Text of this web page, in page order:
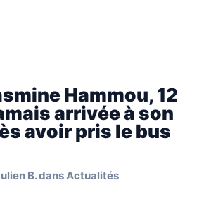
Hammou, 12
arrivée à son
avoir pris le bus
B.dansActualités